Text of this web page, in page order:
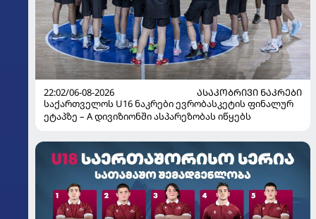
22:02/06-08-2026
ᲐᲡᲐᲙᲝᲑᲠᲘᲕᲘ ᲜᲐᲙᲠᲔᲑᲘ
საქართველოს U16 ნაკრები ევრობასკეტის ფინალურ
ეტაპზე – A დივიზიონში ასპარეზობას იწყებს